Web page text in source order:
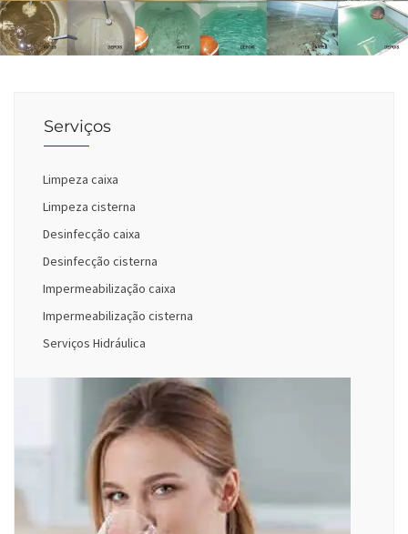
Serviços
Limpeza caixa
Limpeza cisterna
Desinfecção caixa
Desinfecção cisterna
Impermeabilização caixa
Impermeabilização cisterna
Serviços Hidráulica